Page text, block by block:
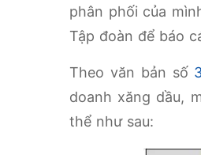
phân phối của
Tập đoàn để báo
Theo văn bản số
doanh xăng dầu,
thể như sau: